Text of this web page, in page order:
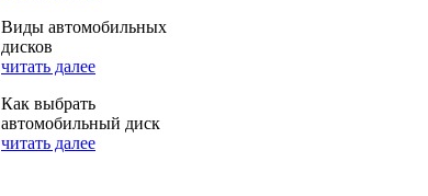
Виды автомобильных
дисков
читать далее
Как выбрать
автомобильный диск
читать далее